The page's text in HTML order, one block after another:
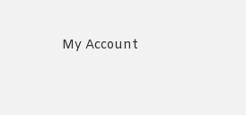
My Account